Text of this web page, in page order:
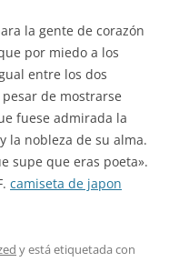
la gente de corazón
por miedo a los
entre los dos
pesar de mostrarse
fuese admirada la
la nobleza de su alma.
supe que eras poeta».
camiseta de japon
y está etiquetada con